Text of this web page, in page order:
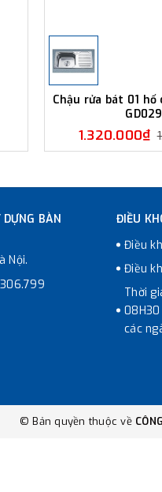
Chậu rửa bát 01 hố
1.320.000₫
BÀN
Nội.
ĐIỀU
Điều
Điều
Thời
các
© Bản quyền thuộc về